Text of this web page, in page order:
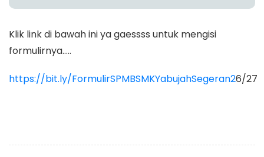
Klik link di bawah ini ya gaessss untuk mengisi
formulirnya…..
https://bit.ly/FormulirSPMBSMKYabujahSegeran26/27